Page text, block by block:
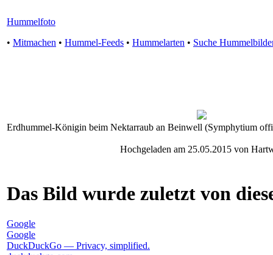
Hummelfoto
• Mitmachen • Hummel-Feeds • Hummelarten • Suche
Erdhummel-Königin beim Nektarraub an Beinwell (Symphytium
Hochgeladen am 25.05.2015 von
Das Bild wurde zuletzt von
Google
Google
DuckDuckGo — Privacy, simplified.